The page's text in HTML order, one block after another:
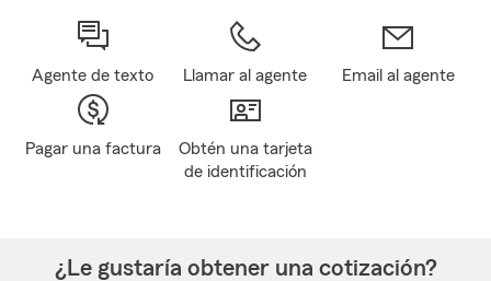
Agente de texto Llamar al agente Email al agente
Pagar una factura
Obtén una tarjeta
de identificación
¿Le gustaría obtener una cotización?